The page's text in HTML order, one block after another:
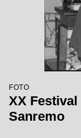
FOTO
XX
Sanremo